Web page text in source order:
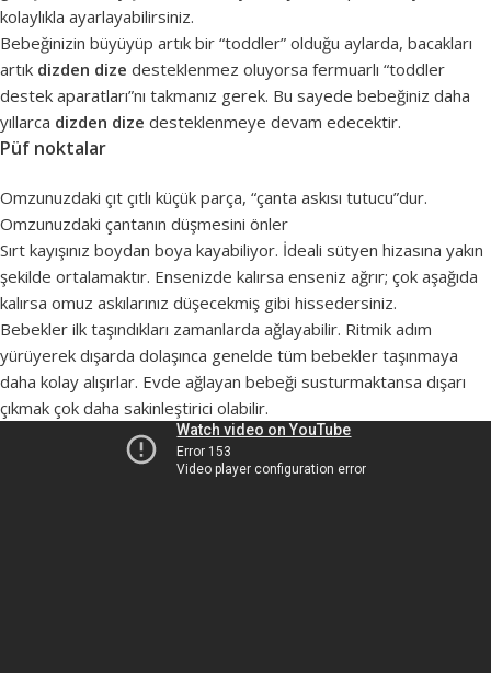
kolaylıkla ayarlayabilirsiniz.
Bebeğinizin büyüyüp artık bir “toddler” olduğu aylarda, bacakları
artık dizden dize desteklenmez oluyorsa fermuarlı “toddler
destek aparatları”nı takmanız gerek. Bu sayede bebeğiniz daha
yıllarca dizden dize desteklenmeye devam edecektir.
Püf noktalar
Omzunuzdaki çıt çıtlı küçük parça, “çanta askısı tutucu”dur.
Omzunuzdaki çantanın düşmesini önler
Sırt kayışınız boydan boya kayabiliyor. İdeali sütyen hizasına yakın
şekilde ortalamaktır. Ensenizde kalırsa enseniz ağrır; çok aşağıda
kalırsa omuz askılarınız düşecekmiş gibi hissedersiniz.
Bebekler ilk taşındıkları zamanlarda ağlayabilir. Ritmik adım
yürüyerek dışarda dolaşınca genelde tüm bebekler taşınmaya
daha kolay alışırlar. Evde ağlayan bebeği susturmaktansa dışarı
çıkmak çok daha sakinleştirici olabilir.